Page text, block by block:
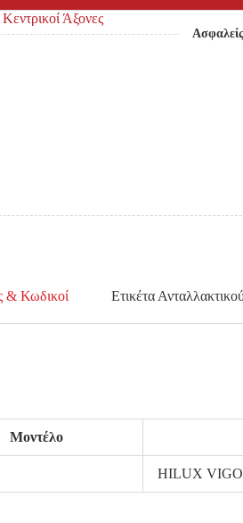
Κεντρικοί Άξονες
& Κωδικοί Ετικέτα
Μοντέλο
HILUX VIGO